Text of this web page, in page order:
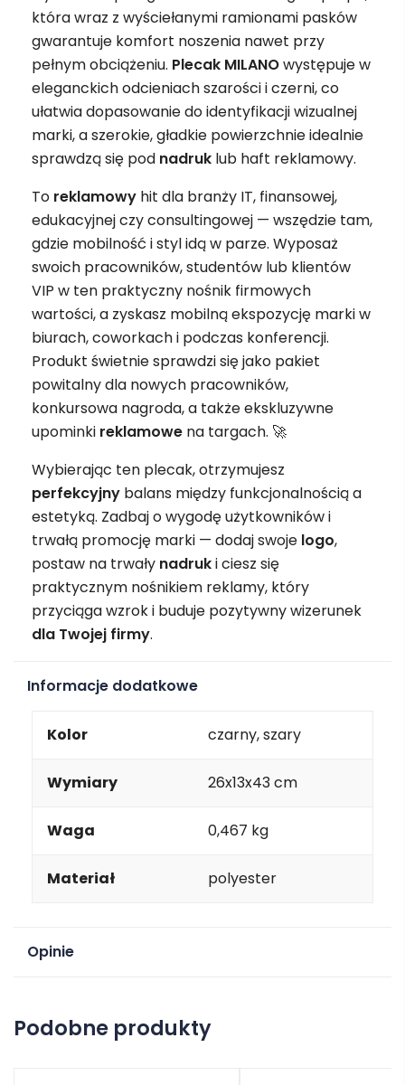
która wraz z wyściełanymi ramionami pasków
gwarantuje komfort noszenia nawet przy
pełnym obciążeniu. Plecak MILANOwystępuje w
eleganckich odcieniach szarości i czerni, co
ułatwia dopasowanie do identyfikacji wizualnej
marki, a szerokie, gładkie powierzchnie idealnie
sprawdzą się pod nadruk lub haft reklamowy.
To reklamowy hit dla branży IT, finansowej,
edukacyjnej czy consultingowej — wszędzie tam,
gdzie mobilność i styl idą w parze. Wyposaż
swoich pracowników, studentów lub klientów
VIP w ten praktyczny nośnik firmowych
wartości, a zyskasz mobilną ekspozycję marki w
biurach, coworkach i podczas konferencji.
Produkt świetnie sprawdzi się jako pakiet
powitalny dla nowych pracowników,
konkursowa nagroda, a także ekskluzywne
upominki reklamowe na targach. 🚀
Wybierając ten plecak, otrzymujesz
perfekcyjny balans między funkcjonalnością a
estetyką. Zadbaj o wygodę użytkowników i
trwałą promocję marki — dodaj swoje logo,
postaw na trwały nadruki ciesz się
praktycznym nośnikiem reklamy, który
przyciąga wzrok i buduje pozytywny wizerunek
dla Twojej firmy.
Informacje dodatkowe
Kolor czarny, szary
Wymiary 26x13x43 cm
Waga 0,467 kg
Materiał polyester
Opinie
Podobne produkty